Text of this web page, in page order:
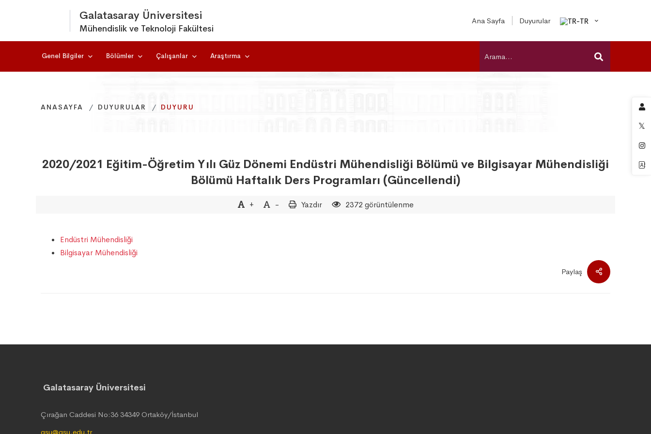
Galatasaray Üniversitesi
Mühendislik ve Teknoloji Fakültesi
Ana Sayfa Duyurular
Genel Bilgiler Bölümler Çalışanlar Araştırma
ANASAYFA DUYURULAR DUYURU
ANASAYFA DUYURULAR DUYURU
ANASAYFA DUYURULAR DUYURU
2020/2021 Eğitim-Öğretim Yılı Güz Dönemi Endüstri Mühendisliği Bölümü ve Bilgisayar Mühendisliği
Bölümü Haftalık Ders Programları (Güncellendi)
+ - Yazdır 2372 görüntülenme
Endüstri Mühendisliği
Bilgisayar Mühendisliği
Paylaş
Galatasaray Üniversitesi
Çırağan Caddesi No:36 34349 Ortaköy/İstanbul
gsu@gsu.edu.tr